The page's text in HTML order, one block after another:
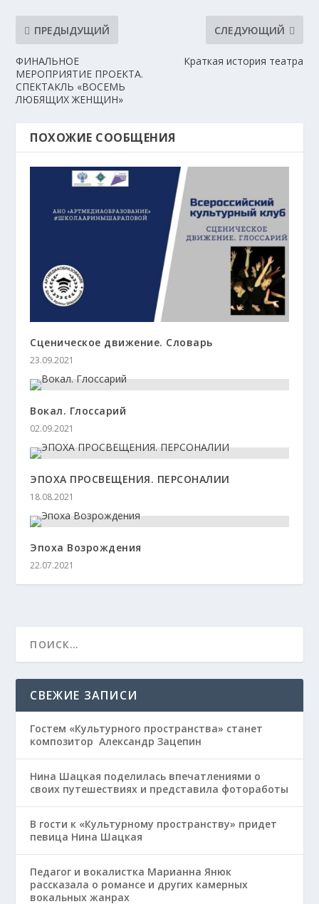
ПРЕДЫДУЩИЙ
ФИНАЛЬНОЕ
МЕРОПРИЯТИЕ ПРОЕКТА.
СПЕКТАКЛЬ «ВОСЕМЬ
ЛЮБЯЩИХ ЖЕНЩИН»
СЛЕДУЮЩИЙ
Краткая история театра
ПОХОЖИЕ СООБЩЕНИЯ
Сценическое движение. Словарь
23.09.2021
Вокал. Глоссарий
02.09.2021
ЭПОХА ПРОСВЕЩЕНИЯ. ПЕРСОНАЛИИ
18.08.2021
Эпоха Возрождения
22.07.2021
СВЕЖИЕ ЗАПИСИ
Гостем «Культурного пространства» станет
композитор Александр Зацепин
Нина Шацкая поделилась впечатлениями о
своих путешествиях и представила фотоработы
В гости к «Культурному пространству» придет
певица Нина Шацкая
Педагог и вокалистка Марианна Янюк
рассказала о романсе и других камерных
вокальных жанрах